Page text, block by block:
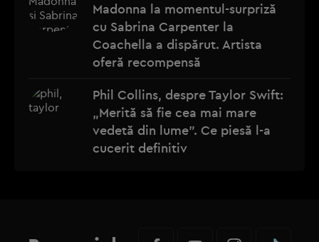
Madonna la momentul-surpriză
cu Sabrina Carpenter la
Coachella a dispărut. Artista
oferă recompensă
Phil Collins, despre Taylor Swift:
„Merită să fie cea mai mare
vedetă din lume”. Ce piesă l-a
cucerit definitiv